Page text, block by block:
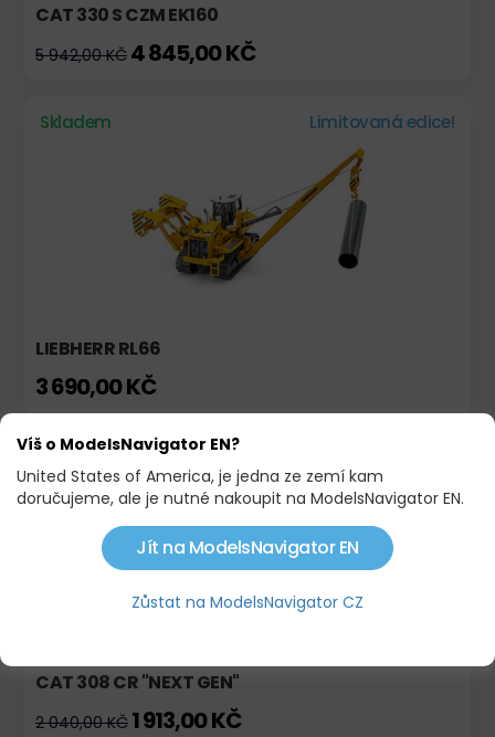
CAT 330 S CZM EK160
5 942,00 KČ 4 845,00 KČ
Skladem Limitovaná edice!
LIEBHERR RL66
3 690,00 KČ
Skladem
CAT 308 CR "NEXT GEN"
2 040,00 KČ 1 913,00 KČ
Víš o ModelsNavigator EN?
United States of America, je jedna ze zemí kam
doručujeme, ale je nutné nakoupit na ModelsNavigator EN.
Jít na ModelsNavigator EN
Zůstat na ModelsNavigator CZ